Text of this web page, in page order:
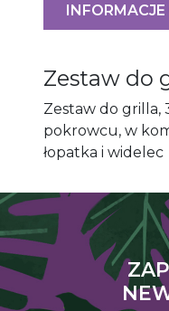
Zestaw do
Zestaw do grilla,
pokrowcu, w
łopatka i widelec